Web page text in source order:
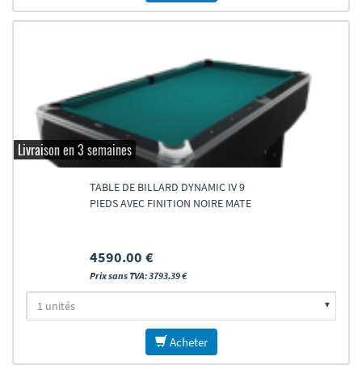
Livraison en 3 semaines
TABLE DE BILLARD DYNAMIC IV 9
PIEDS AVEC FINITION NOIRE MATE
4590.00 €
Prix sans TVA: 3793.39 €
Acheter